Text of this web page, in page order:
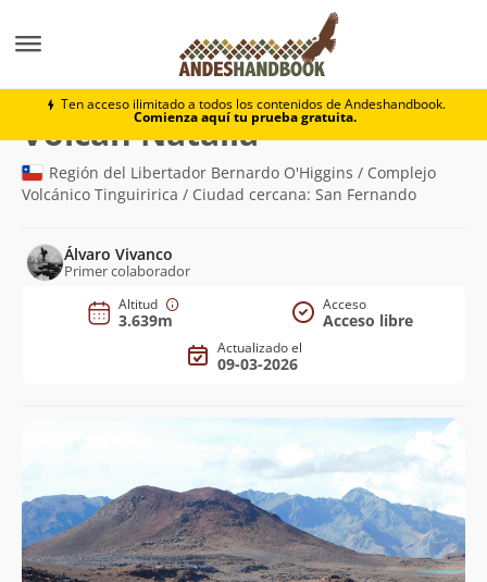
Ten acceso ilimitado a todos los contenidos de Andeshandbook.
Comienza aquí tu prueba gratuita.
Volcán Natalia
Volcán Natalia(3.639m)
Región del Libertador Bernardo O'Higgins / Complejo
Volcánico Tinguiririca / Ciudad cercana: San Fernando
Álvaro Vivanco
Primer colaborador
Altitud
3.639m
Acceso
Acceso libre
Actualizado el
09-03-2026